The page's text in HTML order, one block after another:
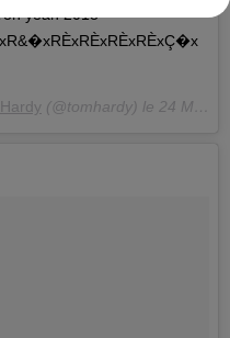
yeah 2018
(@tomhardy) le 24 Mars 2018 à 10 :46 PDT